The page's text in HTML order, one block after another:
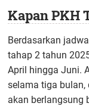
Kapan PKH
Berdasarkan
tahap 2 tahun
April hingga Juni.
selama tiga
akan berlangsung